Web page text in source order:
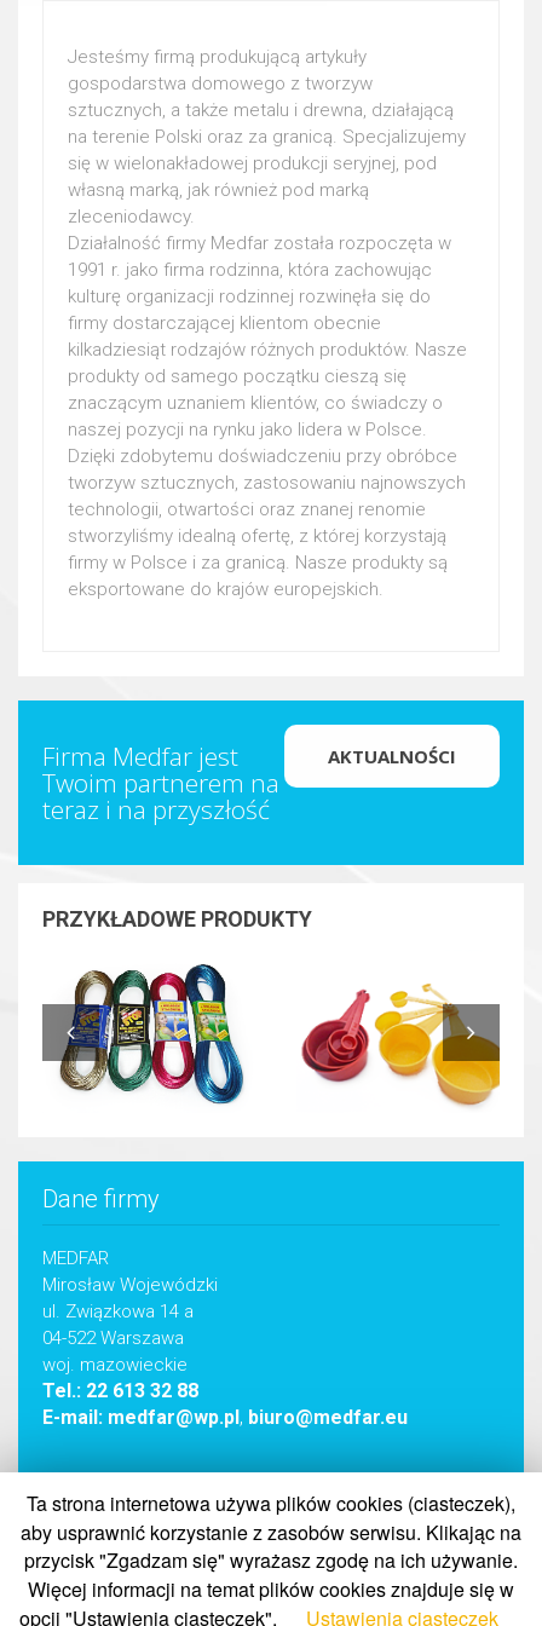
Jesteśmy firmą produkującą artykuły
gospodarstwa domowego z tworzyw
sztucznych, a także metalu i drewna, działającą
na terenie Polski oraz za granicą. Specjalizujemy
się w wielonakładowej produkcji seryjnej, pod
własną marką, jak również pod marką
zleceniodawcy.
Działalność firmy Medfar została rozpoczęta w
1991 r. jako firma rodzinna, która zachowując
kulturę organizacji rodzinnej rozwinęła się do
firmy dostarczającej klientom obecnie
kilkadziesiąt rodzajów różnych produktów. Nasze
produkty od samego początku cieszą się
znaczącym uznaniem klientów, co świadczy o
naszej pozycji na rynku jako lidera w Polsce.
Dzięki zdobytemu doświadczeniu przy obróbce
tworzyw sztucznych, zastosowaniu najnowszych
technologii, otwartości oraz znanej renomie
stworzyliśmy idealną ofertę, z której korzystają
firmy w Polsce i za granicą. Nasze produkty są
eksportowane do krajów europejskich.
AKTUALNOŚCI
Firma Medfar jest
Twoim partnerem na
teraz i na przyszłość
PRZYKŁADOWE PRODUKTY
Dane firmy
MEDFAR
Mirosław Wojewódzki
ul. Związkowa 14 a
04-522 Warszawa
woj. mazowieckie
Tel.: 22 613 32 88
E-mail: medfar@wp.pl, biuro@medfar.eu
Copyright © 2022, All rights reserved MEDFAR
Ta strona internetowa używa plików cookies (ciasteczek),
aby usprawnić korzystanie z zasobów serwisu. Klikając na
przycisk "Zgadzam się" wyrażasz zgodę na ich używanie.
Więcej informacji na temat plików cookies znajduje się w
opcji "Ustawienia ciasteczek".
Ustawienia ciasteczek